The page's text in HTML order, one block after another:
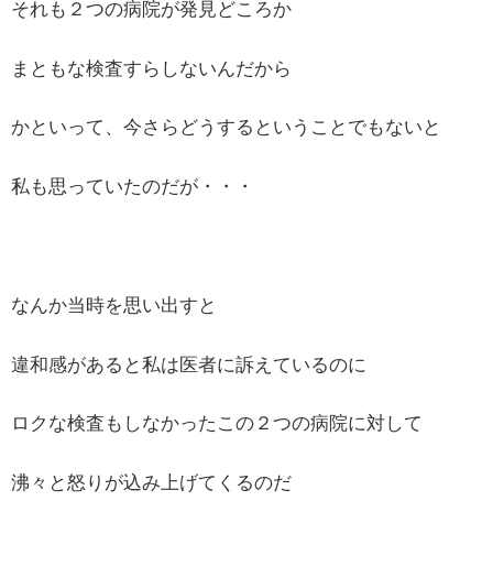
それも２つの病院が発見どころか
まともな検査すらしないんだから
かといって、今さらどうするということでもないと
私も思っていたのだが・・・
なんか当時を思い出すと
違和感があると私は医者に訴えているのに
ロクな検査もしなかったこの２つの病院に対して
沸々と怒りが込み上げてくるのだ